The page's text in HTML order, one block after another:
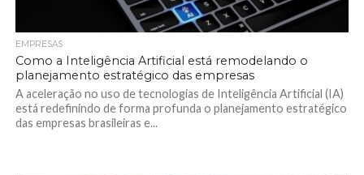
EMPRESAS
Como a Inteligência Artificial está remodelando o
planejamento estratégico das empresas
A aceleração no uso de tecnologias de Inteligência Artificial (IA)
está redefinindo de forma profunda o planejamento estratégico
das empresas brasileiras e...